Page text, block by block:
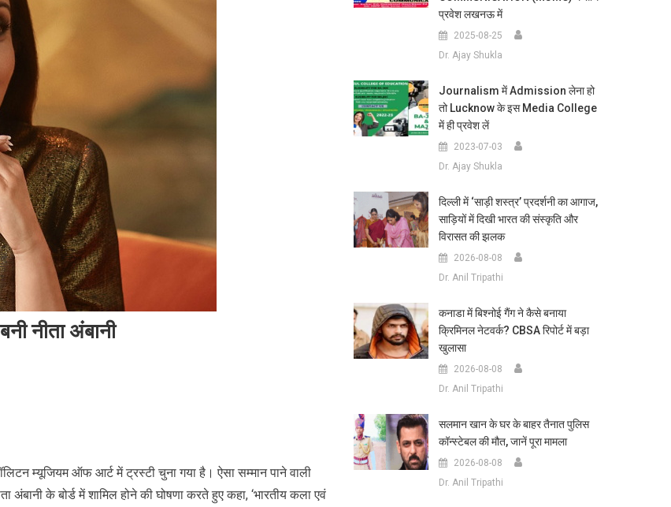
नीता अंबानी
म्यूजियम ऑफ आर्ट में ट्रस्टी चुना गया है। ऐसा सम्मान पाने वाली
के बोर्ड में शामिल होने की घोषणा करते हुए कहा, ‘भारतीय कला एवं
प्रवेश लखनऊ में
2025-08-25
Dr. Ajay Shukla
Journalism में Admission लेना हो
तो Lucknow के इस Media College
में ही प्रवेश लें
2023-07-03
Dr. Ajay Shukla
दिल्ली में ‘साड़ी शस्त्र’ प्रदर्शनी का आगाज,
साड़ियों में दिखी भारत की संस्कृति और
विरासत की झलक
2026-08-08
Dr. Anil Tripathi
कनाडा में बिश्नोई गैंग ने कैसे बनाया
क्रिमिनल नेटवर्क? CBSA रिपोर्ट में बड़ा
खुलासा
2026-08-08
Dr. Anil Tripathi
सलमान खान के घर के बाहर तैनात पुलिस
कॉन्स्टेबल की मौत, जानें पूरा मामला
2026-08-08
Dr. Anil Tripathi